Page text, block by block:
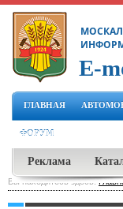
E-
ГЛАВНАЯ
ФОРУМ
Реклама
Вы находитесь здесь: